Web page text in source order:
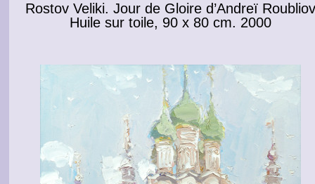
Rostov Veliki. Jour de Gloire d’Andreï Roubliov
Huile sur toile, 90 x 80 cm. 2000